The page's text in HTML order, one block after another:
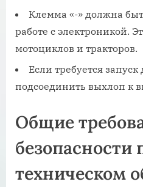
Клемма «-» должна
работе с электроникой.
мотоциклов и тракторов.
Если требуется
подсоединить выхлоп к
Общие
безопасности
техническом